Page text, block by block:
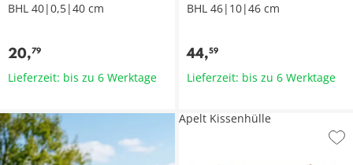
BHL 40|0,5|40 cm
20,79
Lieferzeit: bis zu 6 Werktage
BHL 46|10|46 cm
44,59
Lieferzeit: bis zu 6 Werktage
Apelt Kissenhülle